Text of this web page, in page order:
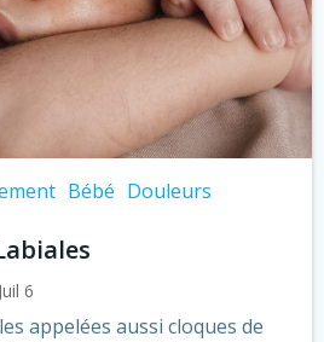
Bébé Douleurs
Juil 6
appelées aussi cloques de